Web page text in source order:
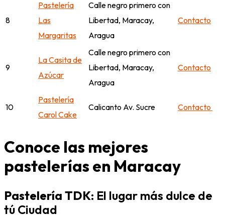
8
Pastelería
Las
Margaritas
Calle negro primero con
Libertad, Maracay,
Aragua
Contacto
9
La Casita de
Azúcar
Calle negro primero con
Libertad, Maracay,
Aragua
Contacto
10
Pastelería
Carol Cake
Calicanto Av. Sucre Contacto
Conoce las mejores
pastelerías en Maracay
Pastelería TDK: El lugar más dulce de
tú Ciudad